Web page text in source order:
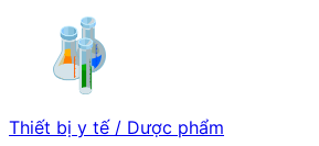
Thiết bị y tế / Dược phẩm